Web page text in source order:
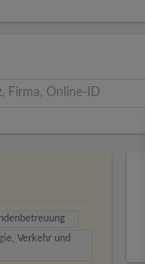
Verkehr und